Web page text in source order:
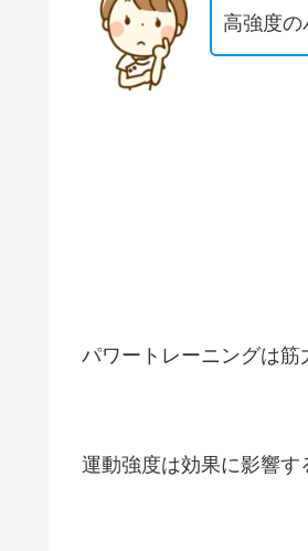
高強度の
パワートレーニングは筋
運動強度は効果に影響す